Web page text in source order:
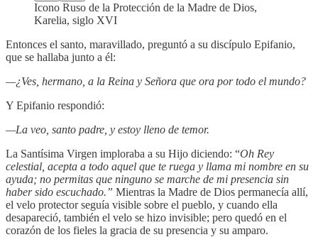
Icono Ruso de la Protección de la Madre de Dios,
Karelia, siglo XVI
Entonces el santo, maravillado, preguntó a su discípulo Epifanio,
que se hallaba junto a él:
—¿Ves, hermano, a la Reina y Señora que ora por todo el mundo?
Y Epifanio respondió:
—La veo, santo padre, y estoy lleno de temor.
La Santísima Virgen imploraba a su Hijo diciendo: “Oh Rey
celestial, acepta a todo aquel que te ruega y llama mi nombre en su
ayuda; no permitas que ninguno se marche de mi presencia sin
haber sido escuchado.” Mientras la Madre de Dios permanecía allí,
el velo protector seguía visible sobre el pueblo, y cuando ella
desapareció, también el velo se hizo invisible; pero quedó en el
corazón de los fieles la gracia de su presencia y su amparo.